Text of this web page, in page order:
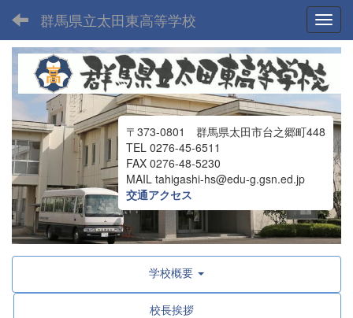
群馬県立太田東高等学校
〒373-0801 群馬県太田市台之郷町448
TEL 0276-45-6511
FAX 0276-48-5230
MAIL tahigashi-hs@edu-g.gsn.ed.jp
交通アクセス
学校概要
校長挨拶